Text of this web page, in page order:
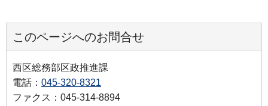
このページへのお問合せ
西区総務部区政推進課
電話： 045-320-8321
ファクス：045-314-8894